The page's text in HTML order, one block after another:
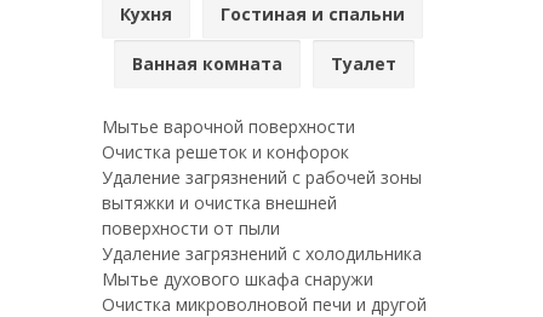
Кухня Гостиная и спальни
Ванная комната Туалет
Мытье варочной поверхности
Очистка решеток и конфорок
Удаление загрязнений с рабочей зоны
вытяжки и очистка внешней
поверхности от пыли
Удаление загрязнений с холодильника
Мытье духового шкафа снаружи
Очистка микроволновой печи и другой